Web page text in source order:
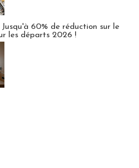
Jusqu'à 60% de réduction sur le
les départs 2026 !